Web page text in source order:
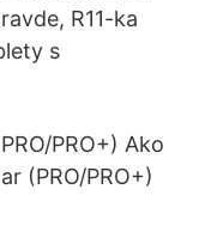
R11-ka
s
PRO+) Ako
(PRO/PRO+)